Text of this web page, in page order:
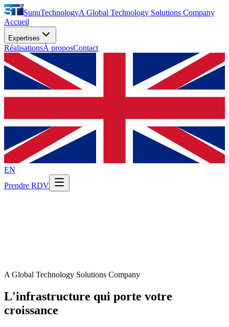
SunuTechnologyA Global Technology Solutions Company
Accueil
Expertises
RéalisationsÀ proposContact
EN
Prendre RDV
A Global Technology Solutions Company
L'infrastructure qui porte votre
croissance